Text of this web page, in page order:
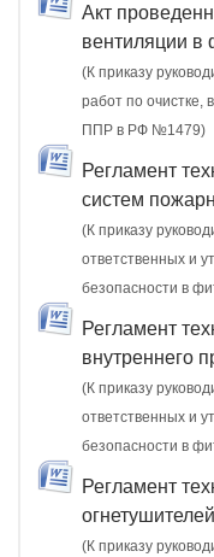
Акт
вентиляции в
(К приказу
работ по очистке,
ППР в РФ №1479)
Регламент
систем
(К приказу
ответственных и
безопасности в
Регламент
внутреннего
(К приказу
ответственных и
безопасности в
Регламент
огнетушителей
(К приказу